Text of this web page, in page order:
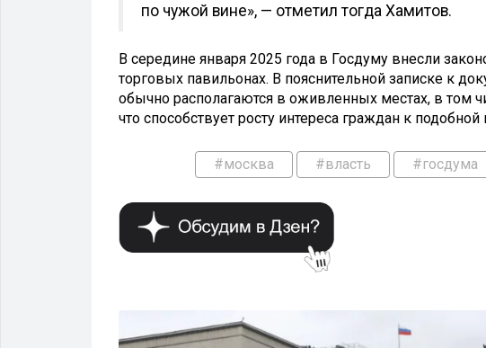
по чужой вине», — отметил тогда Хамитов.
В середине января 2025 года в Госдуму внесли
торговых павильонах. В пояснительной записке к
обычно располагаются в оживленных местах, в том
что способствует росту интереса граждан к подобной
#москва #власть #госдума